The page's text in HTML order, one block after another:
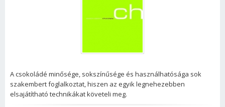
A csokoládé minősége, sokszínűsége és használhatósága sok
szakembert foglalkoztat, hiszen az egyik legnehezebben
elsajátítható technikákat követeli meg.